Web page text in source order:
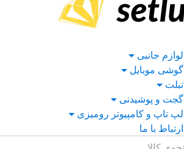
لوازم جانبی
گوشی موبایل
تبلت
گجت و پوشیدنی
لپ تاپ و کامپیوتر رومیزی
ارتباط با ما